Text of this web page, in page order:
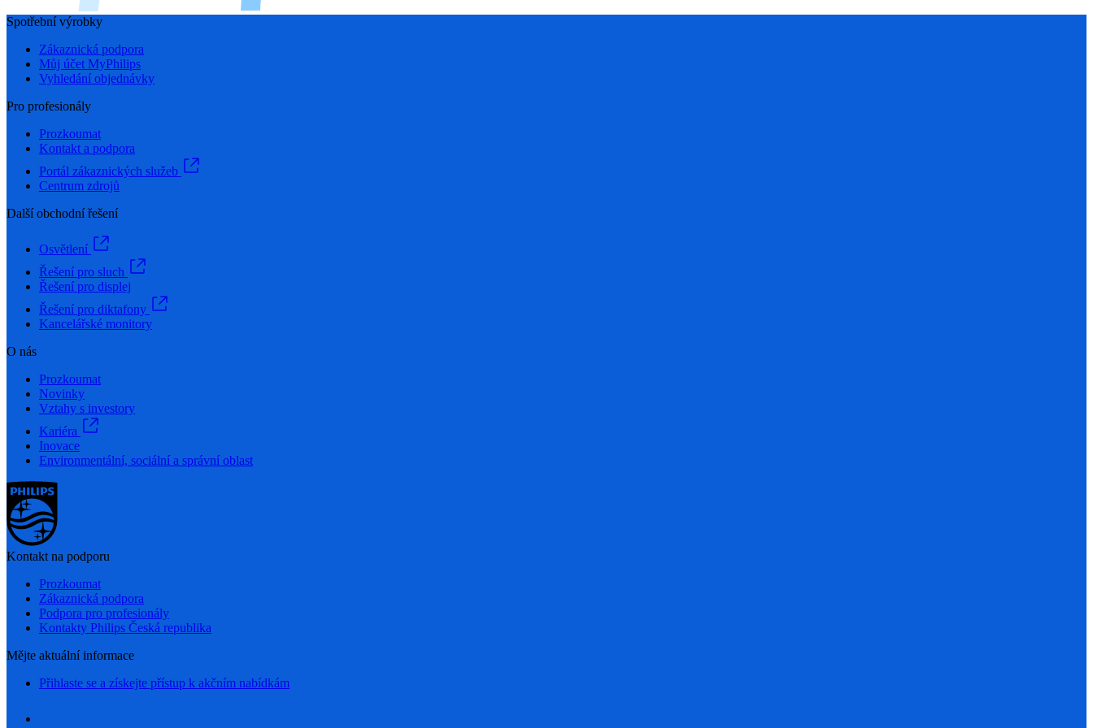
Spotřební výrobky
Zákaznická podpora
Můj účet MyPhilips
Vyhledání objednávky
Pro profesionály
Prozkoumat
Kontakt a podpora
Portál zákaznických služeb
Centrum zdrojů
Další obchodní řešení
Osvětlení
Řešení pro sluch
Řešení pro displej
Řešení pro diktafony
Kancelářské monitory
O nás
Prozkoumat
Novinky
Vztahy s investory
Kariéra
Inovace
Environmentální, sociální a správní oblast
Kontakt na podporu
Prozkoumat
Zákaznická podpora
Podpora pro profesionály
Kontakty Philips Česká republika
Mějte aktuální informace
Přihlaste se a získejte přístup k akčním nabídkám